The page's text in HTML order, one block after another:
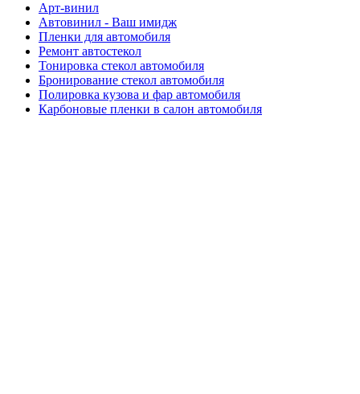
Арт-винил
Автовинил - Ваш имидж
Пленки для автомобиля
Ремонт автостекол
Тонировка стекол автомобиля
Бронирование стекол автомобиля
Полировка кузова и фар автомобиля
Карбоновые пленки в салон автомобиля